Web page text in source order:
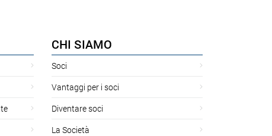
CHI SIAMO
Soci
Vantaggi per i soci
Diventare soci
La Società